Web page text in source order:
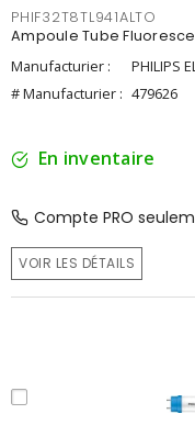
PHIF32T8TL941ALTO
Ampoule Tube
Manufacturier :
PHILIPS
# Manufacturier : 479626
En inventaire
Compte PRO
VOIR LES DÉTAILS